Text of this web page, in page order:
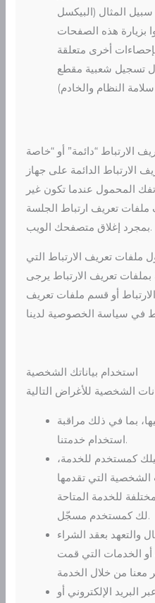
البيكسل) التي تسمح للشركة على سبيل المثال
بزيارة هذه الصفحات
أخرى متعلقة
تسجيل شعبية مقطع
الارتباط “دائمة” أو “خاصة
الارتباط الدائمة على جهاز
المحمول عندما تكون غير
ملفات تعريف ارتباط الجلسة
بمجرد إغلاق متصفحك الويب.
ملفات تعريف الارتباط التي
بملفات تعريف الارتباط يرجى
أو قسم ملفات تعريف
استخدام بياناتك الشخصية
بما في ذلك مراقبة
استخدام خدمتنا.
كمستخدم للخدمة،
الشخصية التي تقدمها
للخدمة المتاحة
لك كمستخدم مسجّل.
والتعهد بعقد الشراء
أو الخدمات التي قمت
البريد الإلكتروني أو